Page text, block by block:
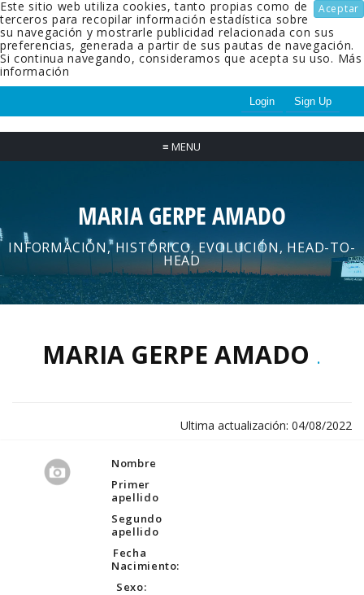
Aceptar
Este sitio web utiliza cookies, tanto propias como de
terceros para recopilar información estadística sobre
su navegación y mostrarle publicidad relacionada con sus
preferencias, generada a partir de sus pautas de navegación.
Si continua navegando, consideramos que acepta su uso. Más
información
Login Sign Up
≡ MENU
MARIA GERPE AMADO
INFORMACIÓN, HISTÓRICO, EVOLUCIÓN, HEAD-TO-
HEAD
MARIA GERPE AMADO .
Ultima actualización: 04/08/2022
Nombre
Primer
apellido
Segundo
apellido
Fecha
Nacimiento:
Sexo: